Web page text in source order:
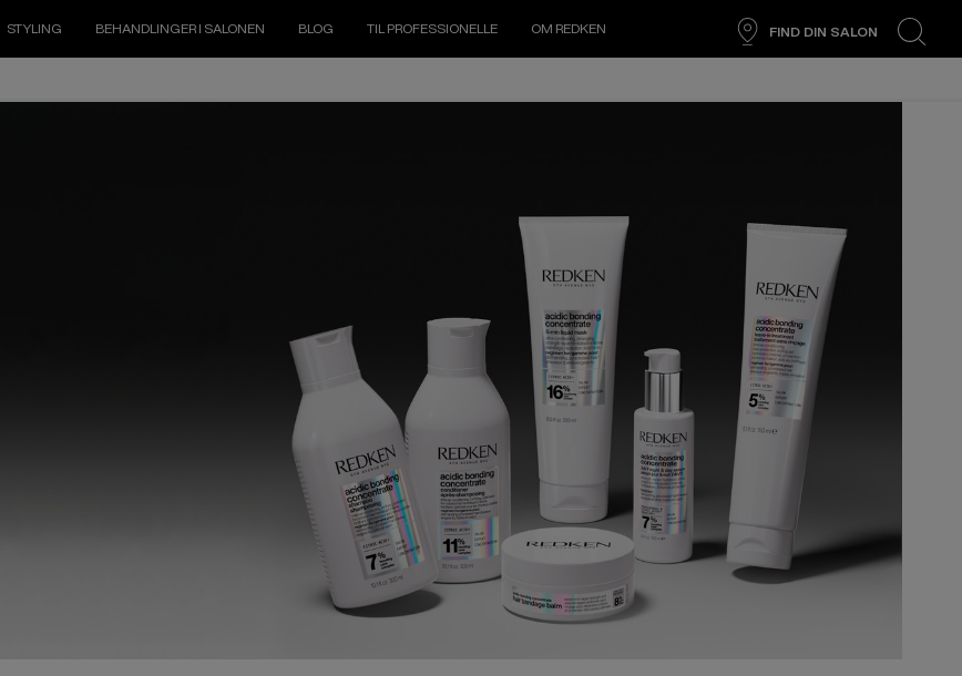
STYLING BEHANDLINGER I SALONEN BLOG TIL PROFESSIONELLE OM REDKEN
FIND DIN SALON
search